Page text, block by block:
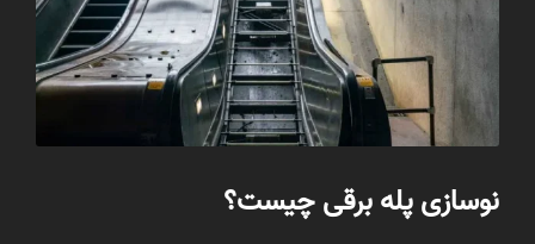
نوسازی پله برقی چیست؟